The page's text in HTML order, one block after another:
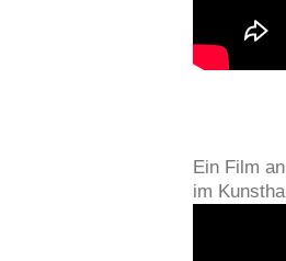
Ein Film
im